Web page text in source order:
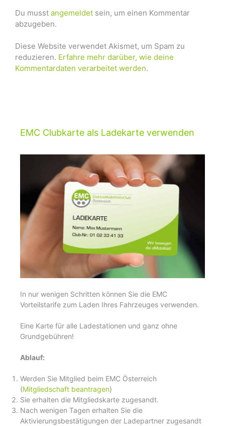
Du musst angemeldet sein, um einen Kommentar
abzugeben.
Diese Website verwendet Akismet, um Spam zu
reduzieren. Erfahre mehr darüber, wie deine
Kommentardaten verarbeitet werden.
EMC Clubkarte als Ladekarte verwenden
In nur wenigen Schritten können Sie die EMC
Vorteilstarife zum Laden Ihres Fahrzeuges verwenden.
Eine Karte für alle Ladestationen und ganz ohne
Grundgebühren!
Ablauf:
Werden Sie Mitglied beim EMC Österreich
(Mitgliedschaft beantragen)
Sie erhalten die Mitgliedskarte zugesandt.
Nach wenigen Tagen erhalten Sie die
Aktivierungsbestätigungen der Ladepartner zugesandt